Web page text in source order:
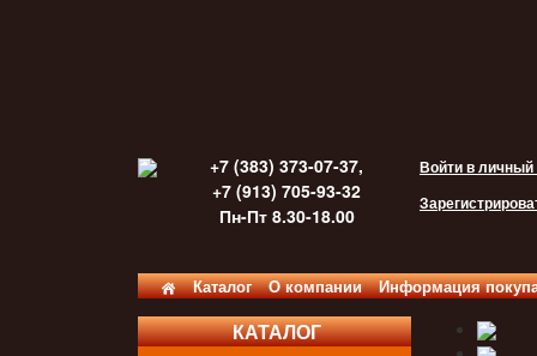
+7 (383) 373-07-37,
+7 (913) 705-93-32
Пн-Пт 8.30-18.00
Войти в личный
Каталог О компании Информация
КАТАЛОГ